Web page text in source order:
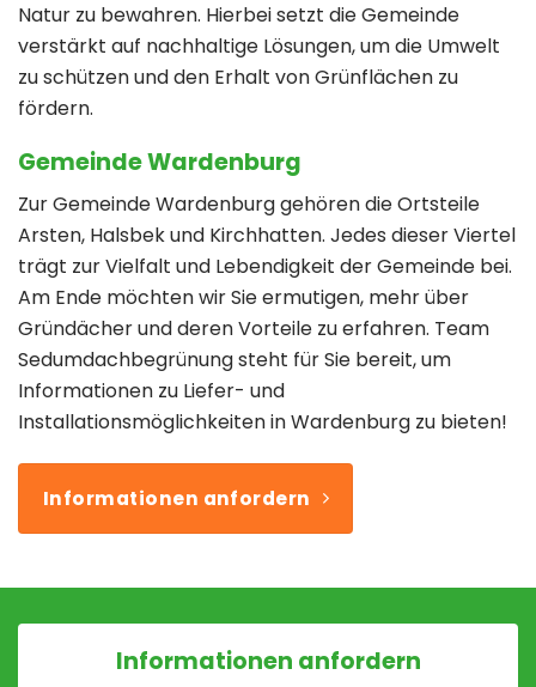
Natur zu bewahren. Hierbei setzt die Gemeinde
verstärkt auf nachhaltige Lösungen, um die Umwelt
zu schützen und den Erhalt von Grünflächen zu
fördern.
Gemeinde Wardenburg
Zur Gemeinde Wardenburg gehören die Ortsteile
Arsten, Halsbek und Kirchhatten. Jedes dieser Viertel
trägt zur Vielfalt und Lebendigkeit der Gemeinde bei.
Am Ende möchten wir Sie ermutigen, mehr über
Gründächer und deren Vorteile zu erfahren. Team
Sedumdachbegrünung steht für Sie bereit, um
Informationen zu Liefer- und
Installationsmöglichkeiten in Wardenburg zu bieten!
Informationen anfordern
Informationen anfordern